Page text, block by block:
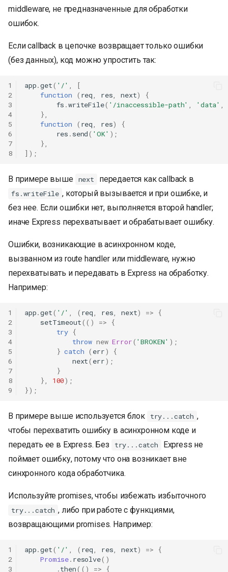
middleware, не предназначенные для обработки
ошибок.
Если callback в цепочке возвращает только ошибки
(без данных), код можно упростить так:
1
2
3
4
5
6
7
8
app.get( '/' ,
[
function
( req, res, next)
{
fs .writeFile( '/inaccessible-path' , 'data' ,
},
function
( req, res)
{
res . send( 'OK' );
},
]);
В примере выше next передается как callback в
fs.writeFile , который вызывается и при ошибке, и
без нее. Если ошибки нет, выполняется второй handler;
иначе Express перехватывает и обрабатывает ошибку.
Ошибки, возникающие в асинхронном коде,
вызванном из route handler или middleware, нужно
перехватывать и передавать в Express на обработку.
Например:
1
2
3
4
5
6
7
8
9
app.get( '/' , ( req, res, next) =>
{
setTimeout(() =>
{
try {
throw new Error( 'BROKEN' );
} catch ( err)
{
next( err);
}
},
100);
});
В примере выше используется блок try...catch ,
чтобы перехватить ошибку в асинхронном коде и
передать ее в Express. Без
try...catch
Express не
поймает ошибку, потому что она возникает вне
синхронного кода обработчика.
Используйте promises, чтобы избежать избыточного
try...catch , либо при работе с функциями,
возвращающими promises. Например:
1
2
3
app.get( '/' , ( req, res, next) =>
{
Promise. resolve()
.then(() => {